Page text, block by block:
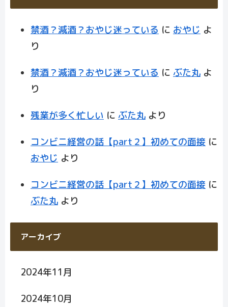
禁酒？減酒？おやじ迷っている に おやじ よ
り
禁酒？減酒？おやじ迷っている に ぶた丸 よ
り
残業が多く忙しい に ぶた丸 より
コンビニ経営の話【part２】初めての面接 に
おやじ より
コンビニ経営の話【part２】初めての面接 に
ぶた丸 より
アーカイブ
2024年11月
2024年10月